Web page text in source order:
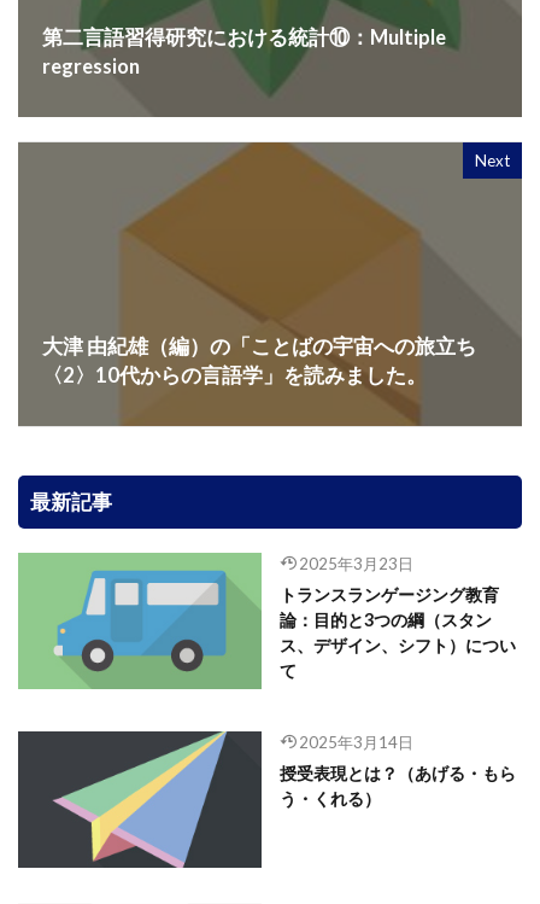
第二言語習得研究における統計⑩：Multiple
regression
Next
大津 由紀雄（編）の「ことばの宇宙への旅立ち
〈2〉10代からの言語学」を読みました。
最新記事
2025年3月23日
トランスランゲージング教育
論：目的と3つの綱（スタン
ス、デザイン、シフト）につい
て
2025年3月14日
授受表現とは？（あげる・もら
う・くれる）